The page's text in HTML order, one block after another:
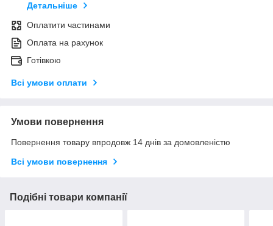
Детальніше
Оплатити частинами
Оплата на рахунок
Готівкою
Всі умови оплати
Умови повернення
Повернення товару впродовж 14 днів за домовленістю
Всі умови повернення
Подібні товари компанії